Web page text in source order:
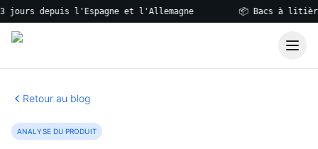
depuis l'Espagne et l'Allemagne 📦 Bacs à litière,
Retour au blog
ANALYSE DU PRODUIT